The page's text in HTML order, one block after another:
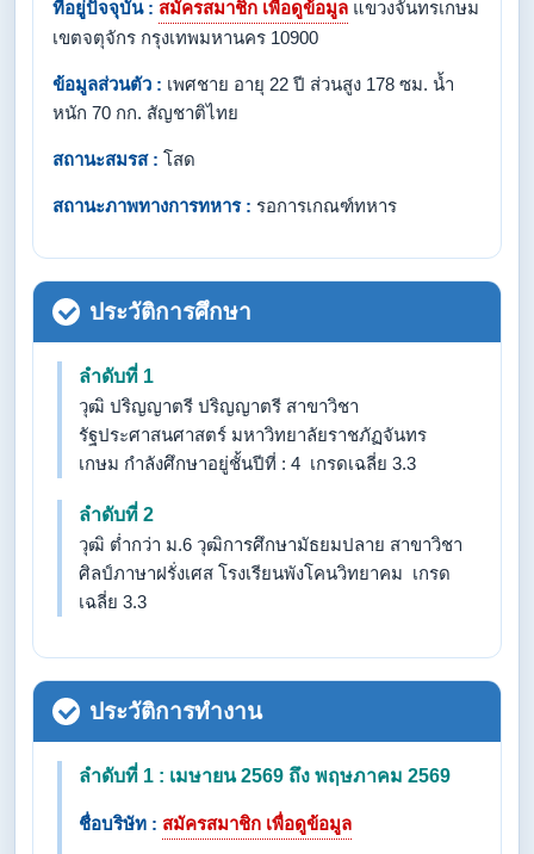
ที่อยู่ปัจจุบัน : สมัครสมาชิก เพื่อดูข้อมูล แขวงจันทรเกษม
เขตจตุจักร กรุงเทพมหานคร 10900
ข้อมูลส่วนตัว : เพศชาย อายุ 22 ปี ส่วนสูง 178 ซม. น้ำ
หนัก 70 กก. สัญชาติไทย
สถานะสมรส : โสด
สถานะภาพทางการทหาร : รอการเกณฑ์ทหาร
ประวัติการศึกษา
ลำดับที่ 1
วุฒิ ปริญญาตรี ปริญญาตรี สาขาวิชา
รัฐประศาสนศาสตร์ มหาวิทยาลัยราชภัฏจันทร
เกษม กำลังศึกษาอยู่ชั้นปีที่ : 4 เกรดเฉลี่ย 3.3
ลำดับที่ 2
วุฒิ ต่ำกว่า ม.6 วุฒิการศึกษามัธยมปลาย สาขาวิชา
ศิลป์ภาษาฝรั่งเศส โรงเรียนพังโคนวิทยาคม เกรด
เฉลี่ย 3.3
ประวัติการทำงาน
ลำดับที่ 1 : เมษายน 2569 ถึง พฤษภาคม 2569
ชื่อบริษัท : สมัครสมาชิก เพื่อดูข้อมูล